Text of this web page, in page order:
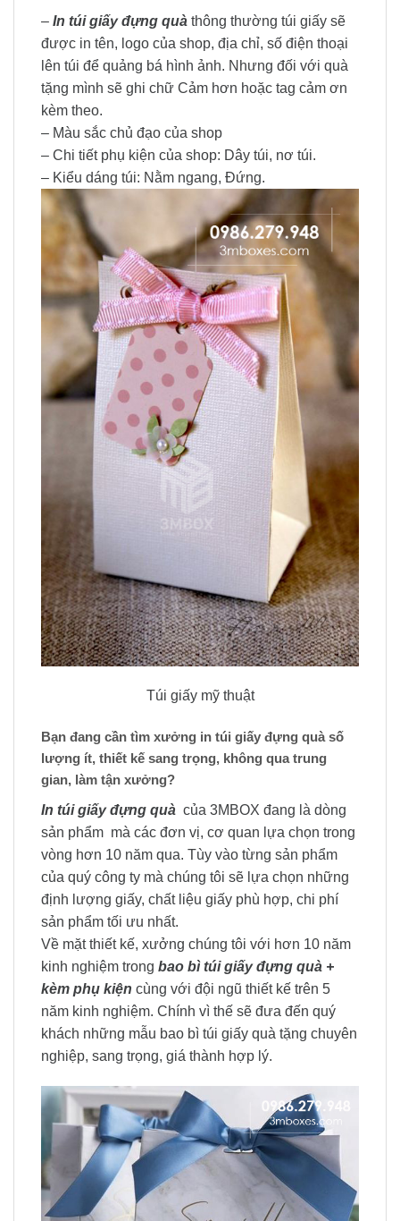
– In túi giấy đựng quà thông thường túi giấy sẽ
được in tên, logo của shop, địa chỉ, số điện thoại
lên túi để quảng bá hình ảnh. Nhưng đối với quà
tặng mình sẽ ghi chữ Cảm hơn hoặc tag cảm ơn
kèm theo.
– Màu sắc chủ đạo của shop
– Chi tiết phụ kiện của shop: Dây túi, nơ túi.
– Kiểu dáng túi: Nằm ngang, Đứng.
Túi giấy mỹ thuật
Bạn đang cần tìm xưởng in túi giấy đựng quà số
lượng ít, thiết kế sang trọng, không qua trung
gian, làm tận xưởng?
In túi giấy đựng quà của 3MBOX đang là dòng
sản phẩm mà các đơn vị, cơ quan lựa chọn trong
vòng hơn 10 năm qua. Tùy vào từng sản phẩm
của quý công ty mà chúng tôi sẽ lựa chọn những
định lượng giấy, chất liệu giấy phù hợp, chi phí
sản phẩm tối ưu nhất.
Về mặt thiết kế, xưởng chúng tôi với hơn 10 năm
kinh nghiệm trong bao bì túi giấy đựng quà +
kèm phụ kiện cùng với đội ngũ thiết kế trên 5
năm kinh nghiệm. Chính vì thế sẽ đưa đến quý
khách những mẫu bao bì túi giấy quà tặng chuyên
nghiệp, sang trọng, giá thành hợp lý.